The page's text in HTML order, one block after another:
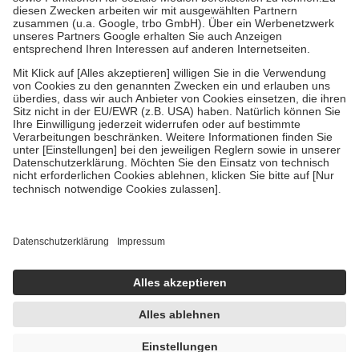
Zuzahlung zehn Prozent der Kosten sowie zehn Euro je
Verordnung.
Um das Engagement der Versicherten für ihre eigene Gesundheit zu
stärken und die besondere Stellung der Familie zu unterstützen,
fallenkeine Zuzahlungenan bei:
• Kindern und Jugendlichen bis zum vollendeten 18. Lebensjahr
mit Ausnahme der Fahrkosten
• Untersuchungen zur Vorsorge und Früherkennung, die von der
GKV getragen werden
• empfohlenen Schutzimpfungen
• Harn- und Blutteststreifen
getroffen, um sicherzustellen, dass es sich um echte Bewertungen
https://help.etrusted.com/hc/de/articles/4419944605341
Einige Bilder und Inhalte wurden unter Zuhilfenahme künstlicher